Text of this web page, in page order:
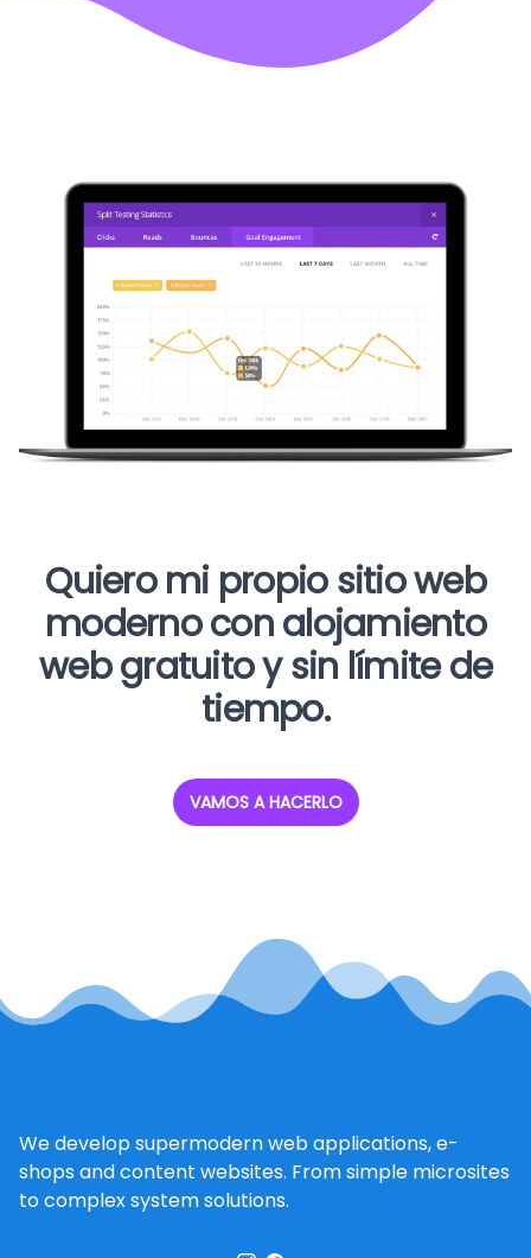
Quiero mi propio sitio web
moderno con alojamiento
web gratuito y sin límite de
tiempo.
VAMOS A HACERLO
We develop supermodern web applications, e-
shops and content websites. From simple microsites
to complex system solutions.